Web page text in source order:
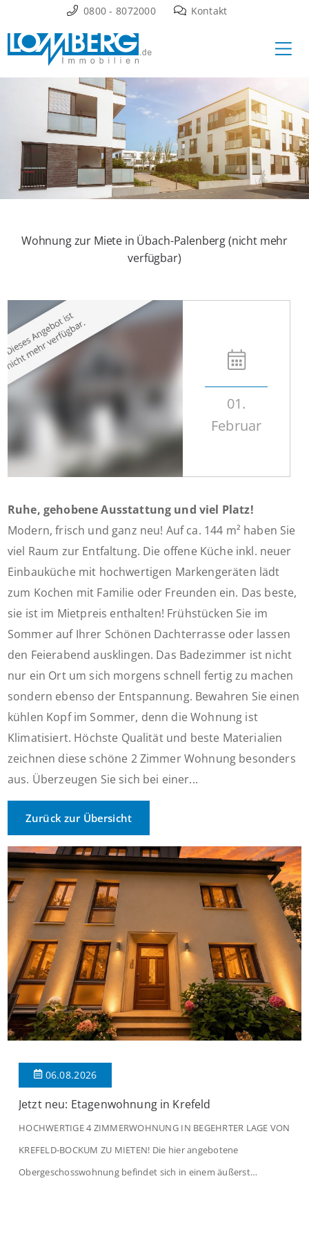
Inhalt
springen
0800 - 8072000 Kontakt
Wohnung zur Miete in Übach-Palenberg (nicht mehr
verfügbar)
01.
Februar
Ruhe, gehobene Ausstattung und viel Platz!
Modern, frisch und ganz neu! Auf ca. 144 m² haben Sie
viel Raum zur Entfaltung. Die offene Küche inkl. neuer
Einbauküche mit hochwertigen Markengeräten lädt
zum Kochen mit Familie oder Freunden ein. Das beste,
sie ist im Mietpreis enthalten! Frühstücken Sie im
Sommer auf Ihrer Schönen Dachterrasse oder lassen
den Feierabend ausklingen. Das Badezimmer ist nicht
nur ein Ort um sich morgens schnell fertig zu machen
sondern ebenso der Entspannung. Bewahren Sie einen
kühlen Kopf im Sommer, denn die Wohnung ist
Klimatisiert. Höchste Qualität und beste Materialien
zeichnen diese schöne 2 Zimmer Wohnung besonders
aus. Überzeugen Sie sich bei einer...
Zurück zur Übersicht
06.08.2026
Jetzt neu: Etagenwohnung in Krefeld
HOCHWERTIGE 4 ZIMMERWOHNUNG IN BEGEHRTER LAGE VON
KREFELD-BOCKUM ZU MIETEN! Die hier angebotene
Obergeschosswohnung befindet sich in einem äußerst